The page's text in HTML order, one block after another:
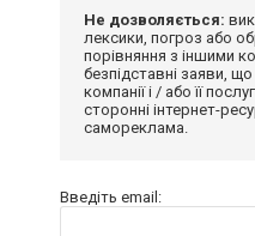
Не дозволяється:
лексики, погроз або
порівняння з іншими
безпідставні заяви,
компанії і / або її
сторонні інтернет-
самореклама.
Введіть email: